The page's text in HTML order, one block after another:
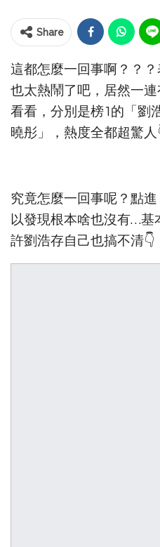
Share
這都怎麼一回事啊？？
也太熱鬧了吧，居然一
看看，分別是榜1的「劉
曉彤」，熱度全都超驚人
究竟怎麼一回事呢？點
以發現根本啥也沒有…基
許劉浩存自己也搞不清👇